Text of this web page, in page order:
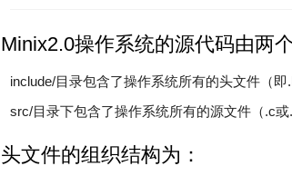
Minix2.0操作系统的源代码由两
include/目录包含了操作系统所有的头文件（即
src/目录下包含了操作系统所有的源文件（.c或
头文件的组织结构为：